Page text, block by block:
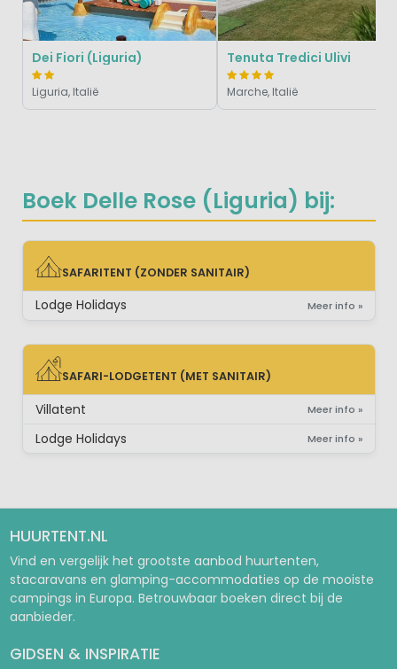
Boek Delle Rose (Liguria) bij:
SAFARITENT (ZONDER SANITAIR)
SAFARITENT (ZONDER SANITAIR)
Lodge Holidays Meer info »
SAFARI-LODGETENT (MET SANITAIR)
SAFARI-LODGETENT (MET SANITAIR)
Villatent Meer info »
Lodge Holidays Meer info »
Dei Fiori (Liguria)
Liguria, Italië
Tenuta Tredici Ulivi
Marche, Italië
HUURTENT.NL
Vind en vergelijk het grootste aanbod huurtenten,
stacaravans en glamping-accommodaties op de mooiste
campings in Europa. Betrouwbaar boeken direct bij de
aanbieder.
GIDSEN & INSPIRATIE